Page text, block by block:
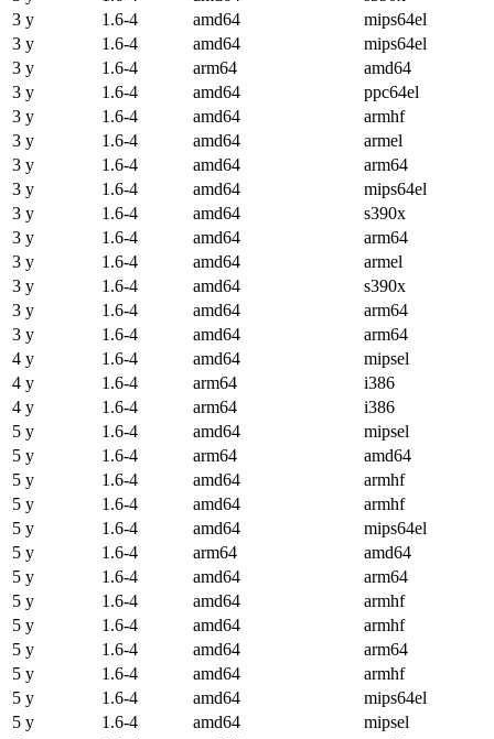
3 y
1.6-4 amd64
mips64el
3 y
1.6-4 amd64
mips64el
3 y
1.6-4 arm64
amd64
3 y
1.6-4 amd64
ppc64el
3 y
1.6-4 amd64
armhf
3 y
1.6-4 amd64
armel
3 y
1.6-4 amd64
arm64
3 y
1.6-4 amd64
mips64el
3 y
1.6-4 amd64
s390x
3 y
1.6-4 amd64
arm64
3 y
1.6-4 amd64
armel
3 y
1.6-4 amd64
s390x
3 y
1.6-4 amd64
arm64
3 y
1.6-4 amd64
arm64
4 y
1.6-4 amd64
mipsel
4 y
1.6-4 arm64
i386
4 y
1.6-4 arm64
i386
5 y
1.6-4 amd64
mipsel
5 y
1.6-4 arm64
amd64
5 y
1.6-4 amd64
armhf
5 y
1.6-4 amd64
armhf
5 y
1.6-4 amd64
mips64el
5 y
1.6-4 arm64
amd64
5 y
1.6-4 amd64
arm64
5 y
1.6-4 amd64
armhf
5 y
1.6-4 amd64
armhf
5 y
1.6-4 amd64
arm64
5 y
1.6-4 amd64
armhf
5 y
1.6-4 amd64
mips64el
5 y
1.6-4 amd64
mipsel